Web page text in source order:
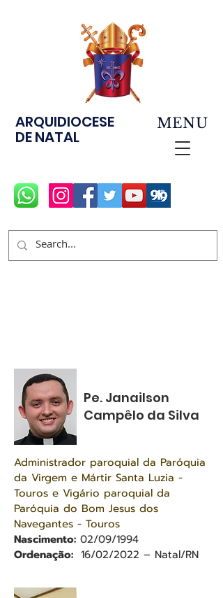
ARQUIDIOCESE
DE NATAL
MENU
Pe. Janailson
Campêlo da Silva
Administrador paroquial da Paróquia
da Virgem e Mártir Santa Luzia -
Touros e Vigário paroquial da
Paróquia do Bom Jesus dos
Navegantes - Touros
Nascimento: 02/09/1994
Ordenação: 16/02/2022 – Natal/RN